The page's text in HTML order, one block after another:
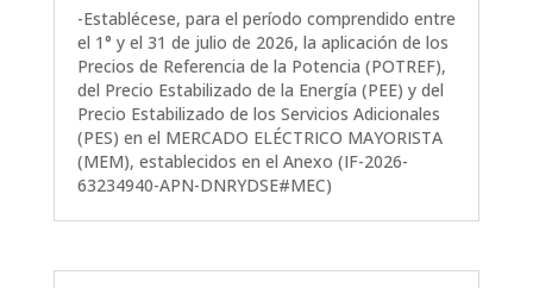
-Establécese, para el período comprendido entre
el 1° y el 31 de julio de 2026, la aplicación de los
Precios de Referencia de la Potencia (POTREF),
del Precio Estabilizado de la Energía (PEE) y del
Precio Estabilizado de los Servicios Adicionales
(PES) en el MERCADO ELÉCTRICO MAYORISTA
(MEM), establecidos en el Anexo (IF-2026-
63234940-APN-DNRYDSE#MEC)